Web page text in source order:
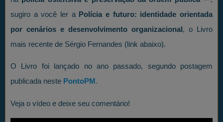
sugiro a você ler a Polícia e futuro: identidade orientada
por cenários e desenvolvimento organizacional, o Livro
mais recente de Sérgio Fernandes (link abaixo).
O Livro foi lançado no ano passado, segundo postagem
publicada neste PontoPM.
Veja o vídeo e deixe seu comentário!